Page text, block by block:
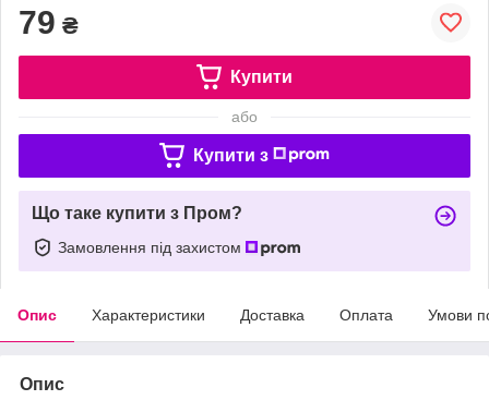
79 ₴
Купити
або
Купити з
Що таке купити з Пром?
Замовлення під захистом
Опис Характеристики Доставка Оплата Умови
Опис